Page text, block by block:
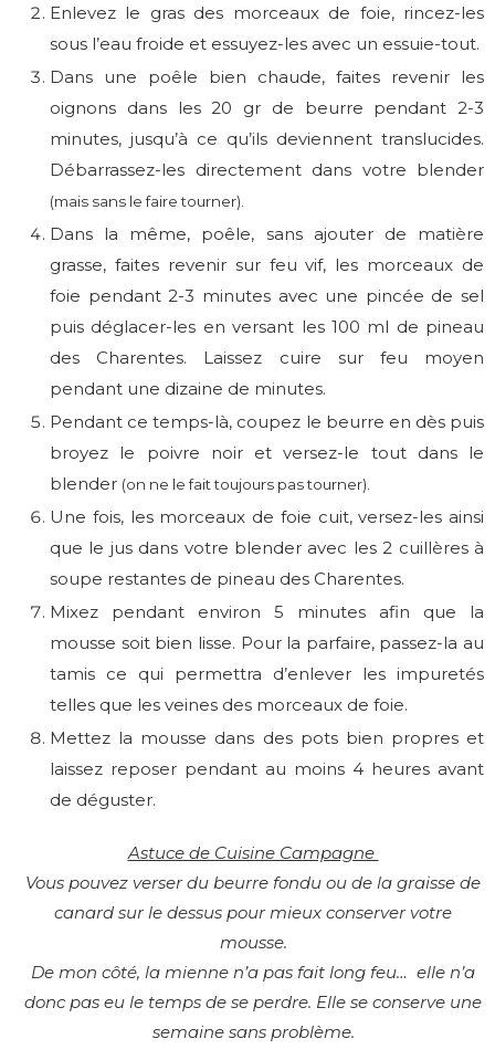
Enlevez le gras des morceaux de foie, rincez-les
sous l’eau froide et essuyez-les avec un essuie-tout.
Dans une poêle bien chaude, faites revenir les
oignons dans les 20 gr de beurre pendant 2-3
minutes, jusqu’à ce qu’ils deviennent translucides.
Débarrassez-les directement dans votre blender
(mais sans le faire tourner).
Dans la même, poêle, sans ajouter de matière
grasse, faites revenir sur feu vif, les morceaux de
foie pendant 2-3 minutes avec une pincée de sel
puis déglacer-les en versant les 100 ml de pineau
des Charentes. Laissez cuire sur feu moyen
pendant une dizaine de minutes.
Pendant ce temps-là, coupez le beurre en dès puis
broyez le poivre noir et versez-le tout dans le
blender (on ne le fait toujours pas tourner).
Une fois, les morceaux de foie cuit, versez-les ainsi
que le jus dans votre blender avec les 2 cuillères à
soupe restantes de pineau des Charentes.
Mixez pendant environ 5 minutes afin que la
mousse soit bien lisse. Pour la parfaire, passez-la au
tamis ce qui permettra d’enlever les impuretés
telles que les veines des morceaux de foie.
Mettez la mousse dans des pots bien propres et
laissez reposer pendant au moins 4 heures avant
de déguster.
Astuce de Cuisine Campagne
Vous pouvez verser du beurre fondu ou de la graisse de
canard sur le dessus pour mieux conserver votre
mousse.
De mon côté, la mienne n’a pas fait long feu… elle n’a
donc pas eu le temps de se perdre. Elle se conserve une
semaine sans problème.